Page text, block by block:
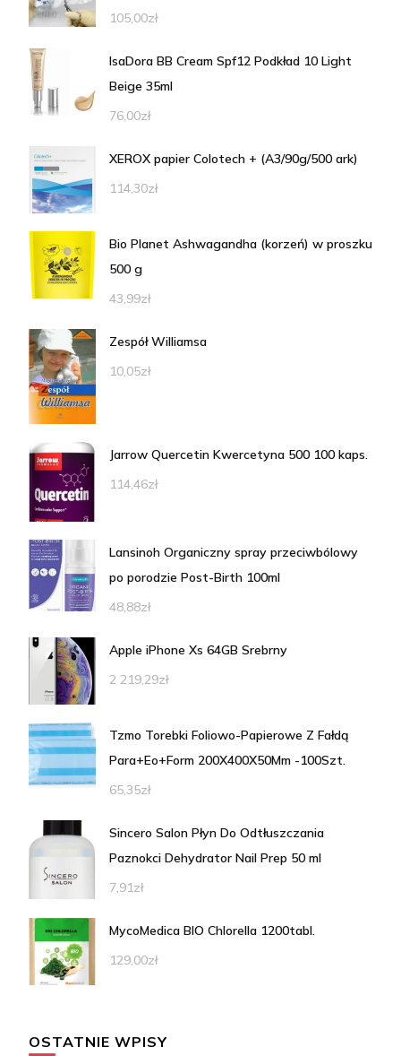
105,00zł
IsaDora BB Cream Spf12 Podkład 10 Light
Beige 35ml
76,00zł
XEROX papier Colotech + (A3/90g/500 ark)
114,30zł
Bio Planet Ashwagandha (korzeń) w proszku
500 g
43,99zł
Zespół Williamsa
10,05zł
Jarrow Quercetin Kwercetyna 500 100 kaps.
114,46zł
Lansinoh Organiczny spray przeciwbólowy
po porodzie Post-Birth 100ml
48,88zł
Apple iPhone Xs 64GB Srebrny
2 219,29zł
Tzmo Torebki Foliowo-Papierowe Z Fałdą
Para+Eo+Form 200X400X50Mm -100Szt.
65,35zł
Sincero Salon Płyn Do Odtłuszczania
Paznokci Dehydrator Nail Prep 50 ml
7,91zł
MycoMedica BIO Chlorella 1200tabl.
129,00zł
OSTATNIE WPISY